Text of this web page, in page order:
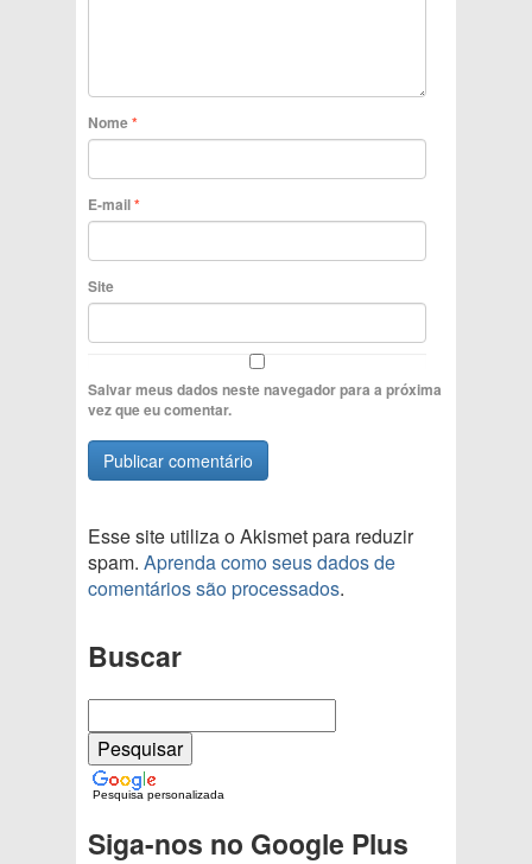
Nome*
E-mail*
Site
Salvar meus dados neste navegador para a próxima
vez que eu comentar.
Esse site utiliza o Akismet para reduzir
spam. Aprenda como seus dados de
comentários são processados.
Buscar
Pesquisa personalizada
Siga-nos no Google Plus